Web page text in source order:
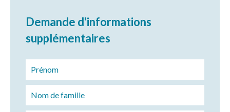
Demande d'informations
supplémentaires